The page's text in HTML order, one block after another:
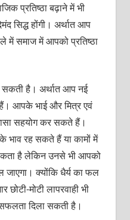
प्रतिष्ठा बढ़ाने में भी
सिद्ध होंगी। अर्थात आप
समाज में आपको प्रतिष्ठा
है। अर्थात आप नई
आपके भाई और मित्र एवं
सहयोग कर सकते हैं।
भाव रह सकते हैं या कामों में
है लेकिन उनसे भी आपको
जाएगा। क्योंकि धैर्य का फल
छोटी-मोटी लापरवाही भी
दिला सकती है।